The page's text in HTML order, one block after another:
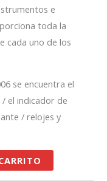
e
toda la
cada uno de los
se encuentra el
el indicador de
/ relojes y